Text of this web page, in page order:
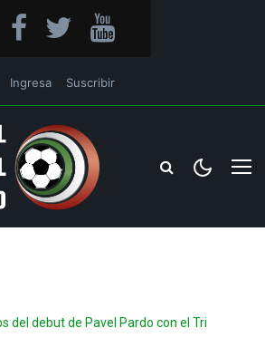
Ingresa Suscribir
del debut de Pavel Pardo con el Tri